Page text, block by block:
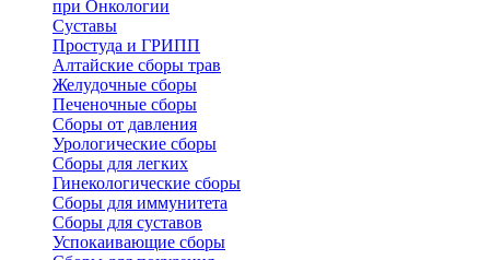
при Онкологии
Суставы
Простуда и ГРИПП
Алтайские сборы трав
Желудочные сборы
Печеночные сборы
Сборы от давления
Урологические сборы
Сборы для легких
Гинекологические сборы
Сборы для иммунитета
Сборы для суставов
Успокаивающие сборы